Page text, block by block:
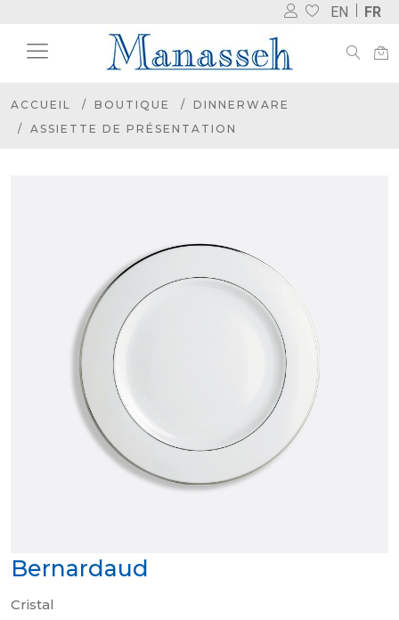
EN FR
ACCUEIL BOUTIQUE
DINNERWARE
ASSIETTE DE PRÉSENTATION
Bernardaud
Cristal